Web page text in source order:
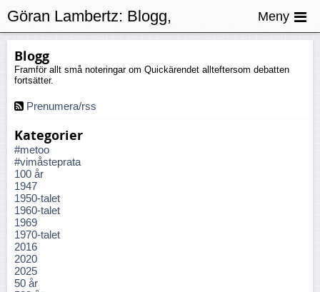
Blogg
Framför allt små noteringar om Quickärendet allteftersom debatten
fortsätter.
Prenumera/rss
Kategorier
#metoo
#vimåsteprata
100 år
1947
1950-talet
1960-talet
1969
1970-talet
2016
2020
2025
50 år
Göran Lambertz: Blogg,
Konkurrens
Meny